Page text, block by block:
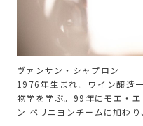
ヴァンサン・シャプロン
1976年生まれ。ワイン醸造
物学を学ぶ。99年にモエ・
ン ペリニヨンチームに加わ